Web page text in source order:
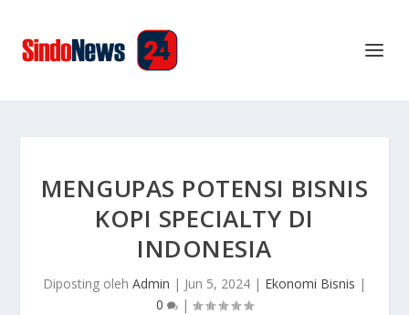
MENGUPAS POTENSI BISNIS
KOPI SPECIALTY DI
INDONESIA
Diposting oleh Admin | Jun 5, 2024 | Ekonomi Bisnis |
0
|